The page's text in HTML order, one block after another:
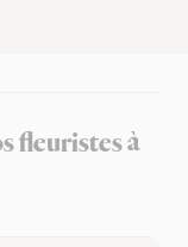
fleuristes à